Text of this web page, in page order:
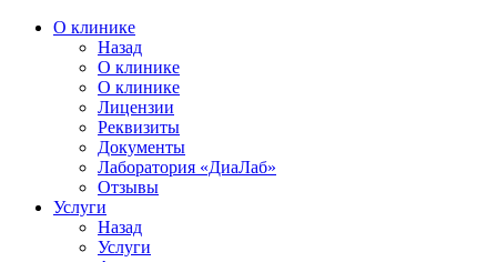
О клинике
Назад
О клинике
О клинике
Лицензии
Реквизиты
Документы
Лаборатория «ДиаЛаб»
Отзывы
Услуги
Назад
Услуги